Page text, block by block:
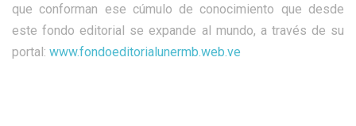
que conforman ese cúmulo de conocimiento que desde
este fondo editorial se expande al mundo, a través de su
portal: www.fondoeditorialunermb.web.ve